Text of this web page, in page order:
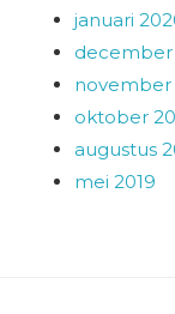
januari
december
november
oktober
augustus
mei 2019